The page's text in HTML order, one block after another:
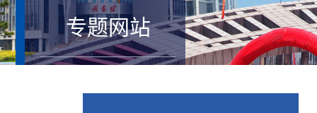
专题网站